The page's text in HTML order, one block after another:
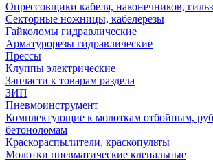
Опрессовщики кабеля, наконечников, гильз
Секторные ножницы, кабелерезы
Гайколомы гидравлические
Арматурорезы гидравлические
Прессы
Клуппы электрические
Запчасти к товарам раздела
ЗИП
Пневмоинструмент
Комплектующие к молоткам отбойным,
бетоноломам
Краскораспылители, краскопульты
Молотки пневматические клепальные